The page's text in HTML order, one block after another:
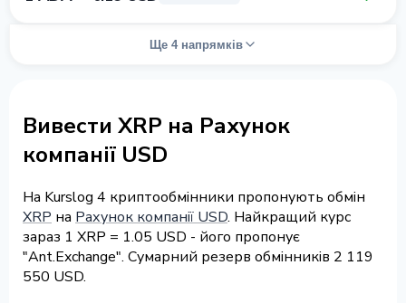
Ще 4 напрямків
Вивести XRP на Рахунок
компанії USD
На Kurslog 4 криптообмінники пропонують обмін
XRP на Рахунок компанії USD. Найкращий курс
зараз 1 XRP = 1.05 USD - його пропонує
"Ant.Exchange". Сумарний резерв обмінників 2 119
550 USD.